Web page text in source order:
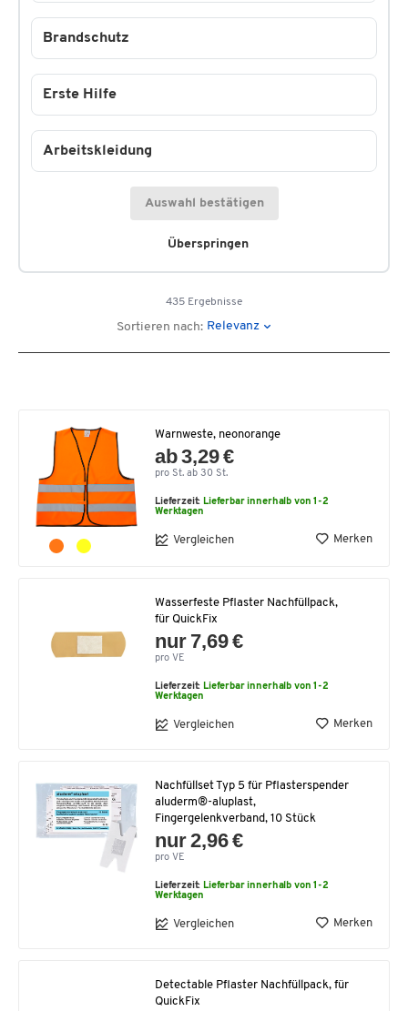
Überspringen
Brandschutz
Erste Hilfe
Arbeitskleidung
Auswahl bestätigen
435 Ergebnisse
Sortieren nach: Relevanz
Warnweste, neonorange
ab 3,29 €
pro St. ab 30 St.
Lieferzeit:Lieferbar innerhalb von 1-2
Werktagen
Vergleichen Merken
Wasserfeste Pflaster Nachfüllpack,
für QuickFix
nur 7,69 €
pro VE
Lieferzeit:Lieferbar innerhalb von 1-2
Werktagen
Vergleichen Merken
Nachfüllset Typ 5 für Pflasterspender
aluderm®-aluplast,
Fingergelenkverband, 10 Stück
nur 2,96 €
pro VE
Lieferzeit:Lieferbar innerhalb von 1-2
Werktagen
Vergleichen Merken
Detectable Pflaster Nachfüllpack, für
QuickFix